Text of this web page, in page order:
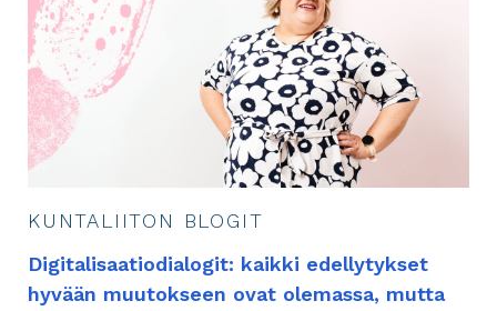
KUNTALIITON BLOGIT
Digitalisaatiodialogit: kaikki edellytykset
hyvään muutokseen ovat olemassa, mutta